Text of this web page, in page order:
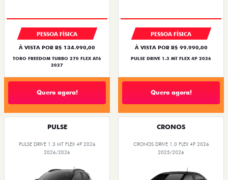
PESSOA FÍSICA
À VISTA POR R$ 134.990,00
TORO FREEDOM TURBO 270 FLEX AT6
2027
Quero agora!
PESSOA FÍSICA
À VISTA POR R$ 99.990,00
PULSE DRIVE 1.3 MT FLEX 4P 2026
Quero agora!
PULSE
PULSE DRIVE 1.3 MT FLEX 4P 2026
2026/2026
CRONOS
CRONOS DRIVE 1.0 FLEX 4P 2026
2025/2026